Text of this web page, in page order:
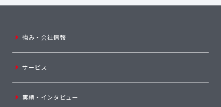
強み・会社情報
サービス
実績・インタビュー